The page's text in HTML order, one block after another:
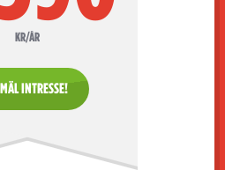
KR/ÅR
INTRESSE!